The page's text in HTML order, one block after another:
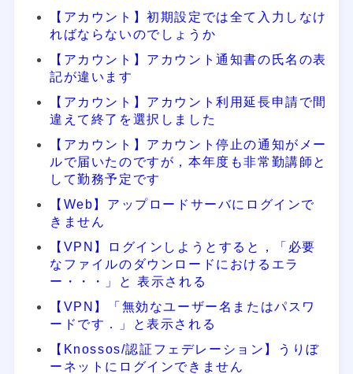
【アカウント】初期設定では全て入力しなけ
ればならないのでしょうか
【アカウント】アカウント通知書の氏名の表
記が違います
【アカウント】アカウント利用延長申請で間
違えて終了を選択しました
【アカウント】アカウント停止の通知がメー
ルで届いたのですが，本年度も非常勤講師と
して勤務予定です
【Web】アップロードサーバにログインで
きません
【VPN】ログインしようとすると，「必要
なファイルのダウンロードにおけるエラ
ー・・・」と 表示される
【VPN】「無効なユーザー名またはパスワ
ードです．」と表示される
【Knossos/認証フェデレーション】うりぼ
ーネットにログインできません